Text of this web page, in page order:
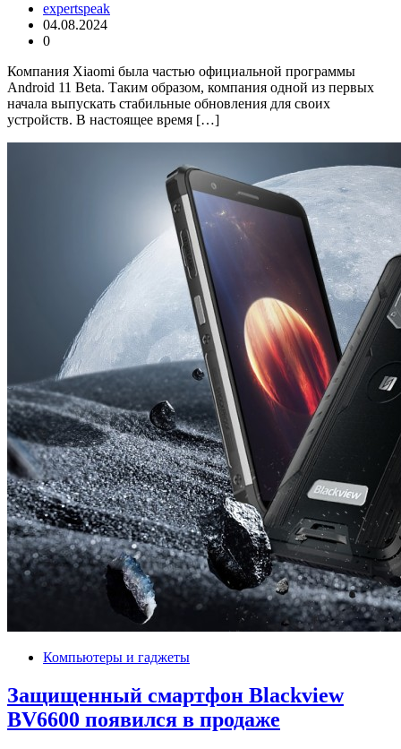
expertspeak
04.08.2024
0
Компания Xiaomi была частью официальной программы
Android 11 Beta. Таким образом, компания одной из первых
начала выпускать стабильные обновления для своих
устройств. В настоящее время […]
Компьютеры и гаджеты
Защищенный смартфон Blackview
BV6600 появился в продаже